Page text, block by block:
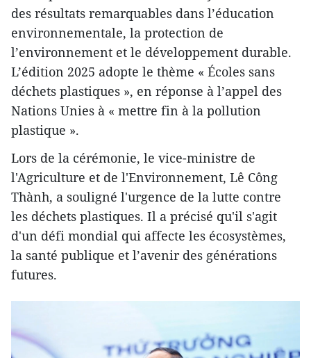
des résultats remarquables dans l’éducation
environnementale, la protection de
l’environnement et le développement durable.
L’édition 2025 adopte le thème « Écoles sans
déchets plastiques », en réponse à l’appel des
Nations Unies à « mettre fin à la pollution
plastique ».
Lors de la cérémonie, le vice-ministre de
l'Agriculture et de l'Environnement, Lê Công
Thành, a souligné l'urgence de la lutte contre
les déchets plastiques. Il a précisé qu'il s'agit
d'un défi mondial qui affecte les écosystèmes,
la santé publique et l’avenir des générations
futures.